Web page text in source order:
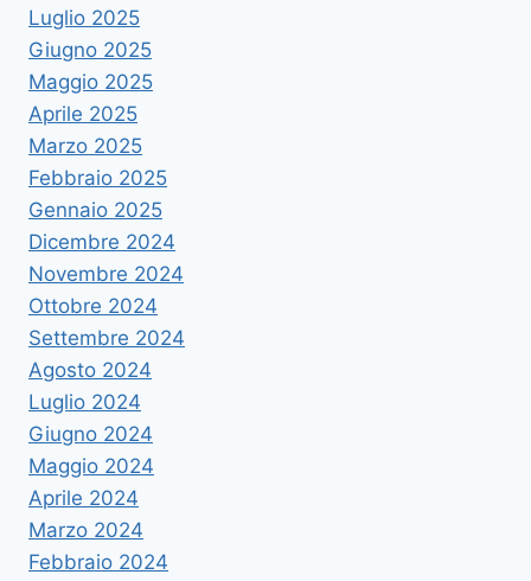
Luglio 2025
Giugno 2025
Maggio 2025
Aprile 2025
Marzo 2025
Febbraio 2025
Gennaio 2025
Dicembre 2024
Novembre 2024
Ottobre 2024
Settembre 2024
Agosto 2024
Luglio 2024
Giugno 2024
Maggio 2024
Aprile 2024
Marzo 2024
Febbraio 2024